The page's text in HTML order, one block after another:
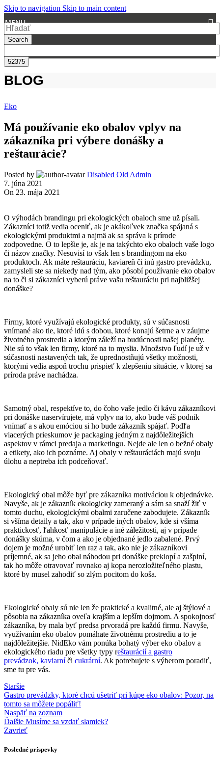
Skip to navigation Skip to main content
MENU
Search
BLOG
Eko
Má používanie eko obalov vplyv na
zákazníka pri výbere donášky a
reštaurácie?
Posted by
Disabled Old Admin
7. júna 2021
On 23. mája 2021
O výhodách brandingu pri ekologických obaloch sme už písali.
Zákazníci totiž vedia oceniť, ak je akákoľvek značka spájaná s
ekologickými produktmi a najmä ak sa správa k prírode
zodpovedne. O to lepšie je, ak je na takýchto eko obaloch vaše logo
či názov značky. Nesuvisí to však len s brandingom na eko
produktoch. Ak máte reštauráciu, kaviareň či inú gastro prevádzku,
zamysleli ste sa niekedy nad tým, ako pôsobí používanie eko obalov
na to či si zákazníci vyberú práve vašu reštauráciu pri najbližšej
donáške?
Firmy, ktoré využívajú ekologické produkty, sú v súčasnosti
vnímané ako tie, ktoré idú s dobou, ktoré konajú šetrne a v záujme
životného prostredia a ktorým záleží na budúcnosti našej planéty.
Nie sú to však len firmy, ktoré na to myslia. Množstvo ľudí je už v
súčasnosti nastavených tak, že uprednostňujú všetky možnosti,
ktorými vedia aspoň trochu prispieť k zlepšeniu situácie, v ktorej sa
príroda práve nachádza.
Samotný obal, respektíve to, do čoho vaše jedlo či kávu zákazníkovi
pri donáške naservírujete, má vplyv na to, ako bude váš podnik
vnímať a s akou emóciou si ho bude zákazník spájať. Podľa
viacerých prieskumov je packaging jedným z najdôležitejších
aspektov v rámci predaja a marketingu. Nejde ale len o bežné obaly
a etikety, ako ich poznáme. Aj obaly v reštauráciách majú svoju
úlohu a neptreba ich podceňovať.
Ekologický obal môže byť pre zákazníka motiváciou k objednávke.
Navyše, ak je zákazník ekologicky zameraný a sám sa snaží žiť v
tomto duchu, ekologickými obalmi zaručene zabodujete. Zákazník
si všíma detaily a tak, ako v prípade iných obalov, kde si všíma
praktickosť, ľahkosť manipulácie a iné záležitosti, aj v prípade
donášky skúma, v čom a ako je objednané jedlo zabalené. Prvý
dojem je možné urobiť len raz a tak, ako nie je zákazníkovi
príjemné, ak sa jeho obal náhodou pri donáške preklopí a zašpiní,
tak ho môže otravovať rovnako aj kopa nerozložiteľného plastu,
ktoré by musel zahodiť so zlým pocitom do koša.
Ekologické obaly sú nie len že praktické a kvalitné, ale aj štýlové a
pôsobia na zákazníka oveľa krajším a lepším dojmom. A spokojnosť
zákazníka, by mala byť predsa prvoradá pre každú firmu. Navyše,
využívaním eko obalov pomáhate životnému prostrediu a to je
najdôležitejšie. NidEko vám ponúka bohatý výber eko obalov a
ekologického riadu pre všetky typy reštaurácií a gastro
prevádzok, kaviarníči cukrární. Ak potrebujete s výberom poradiť,
sme tu pre vás.
Staršie
Gastro prevádzky, ktoré chcú ušetriť pri kúpe eko obalov: Pozor, na
tomto sa môžete popáliť!
Naspäť na zoznam
Ďalšie Musíme sa vzdať slamiek?
Zavrieť
Posledné príspevky